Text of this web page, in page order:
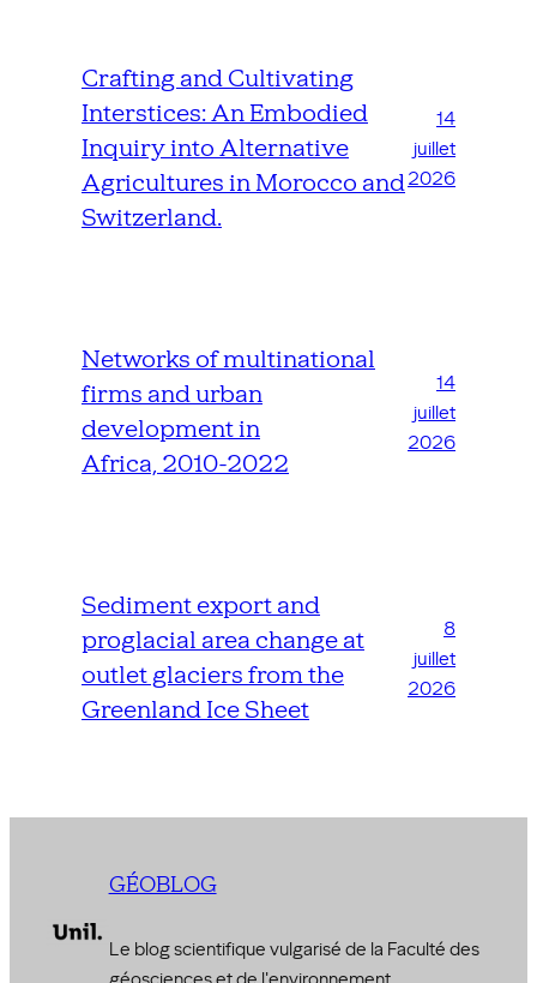
Crafting and Cultivating
Interstices: An Embodied
Inquiry into Alternative
Agricultures in Morocco and
Switzerland.
14
juillet
2026
Networks of multinational
firms and urban
development in
Africa, 2010-2022
14
juillet
2026
Sediment export and
proglacial area change at
outlet glaciers from the
Greenland Ice Sheet
8
juillet
2026
GÉOBLOG
Le blog scientifique vulgarisé de la Faculté des